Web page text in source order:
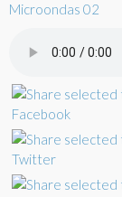
Microondas 02